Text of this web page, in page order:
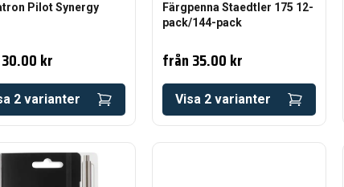
Pilot Synergy
30.00 kr
2 varianter
Färgpenna Staedtler 175 12-
pack/144-pack
från35.00 kr
Visa 2 varianter